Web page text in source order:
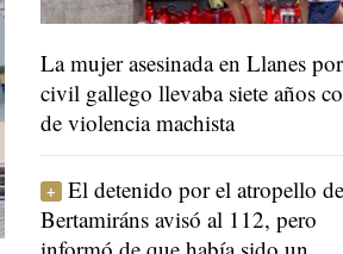
La mujer asesinada en Llanes
civil gallego llevaba siete años
de violencia machista
El detenido por el atropello de
Bertamiráns avisó al 112, pero